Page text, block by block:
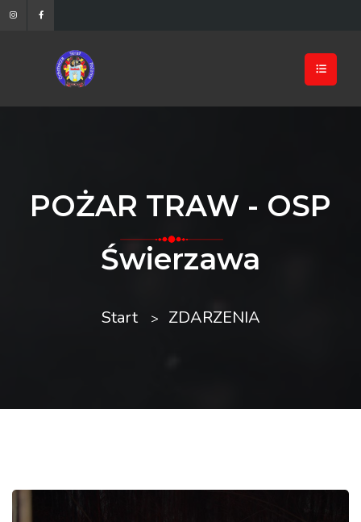
POŻAR TRAW - OSP
Świerzawa
Start ZDARZENIA